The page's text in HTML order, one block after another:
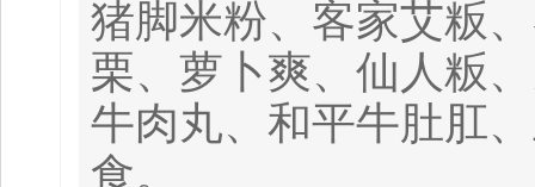
猪脚米粉、客家艾粄
栗、萝卜爽、仙人粄
牛肉丸、和平牛肚肛
食。